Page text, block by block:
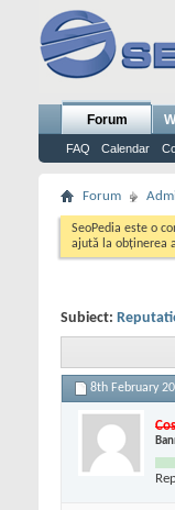
Forum
FAQ Calendar
Forum
SeoPedia este o
ajută la obținerea
Subiect:
8th February